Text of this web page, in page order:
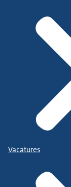
Vacatures